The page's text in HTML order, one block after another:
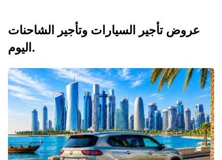
عروض تأجير السيارات وتأجير الشاحنات
اليوم.